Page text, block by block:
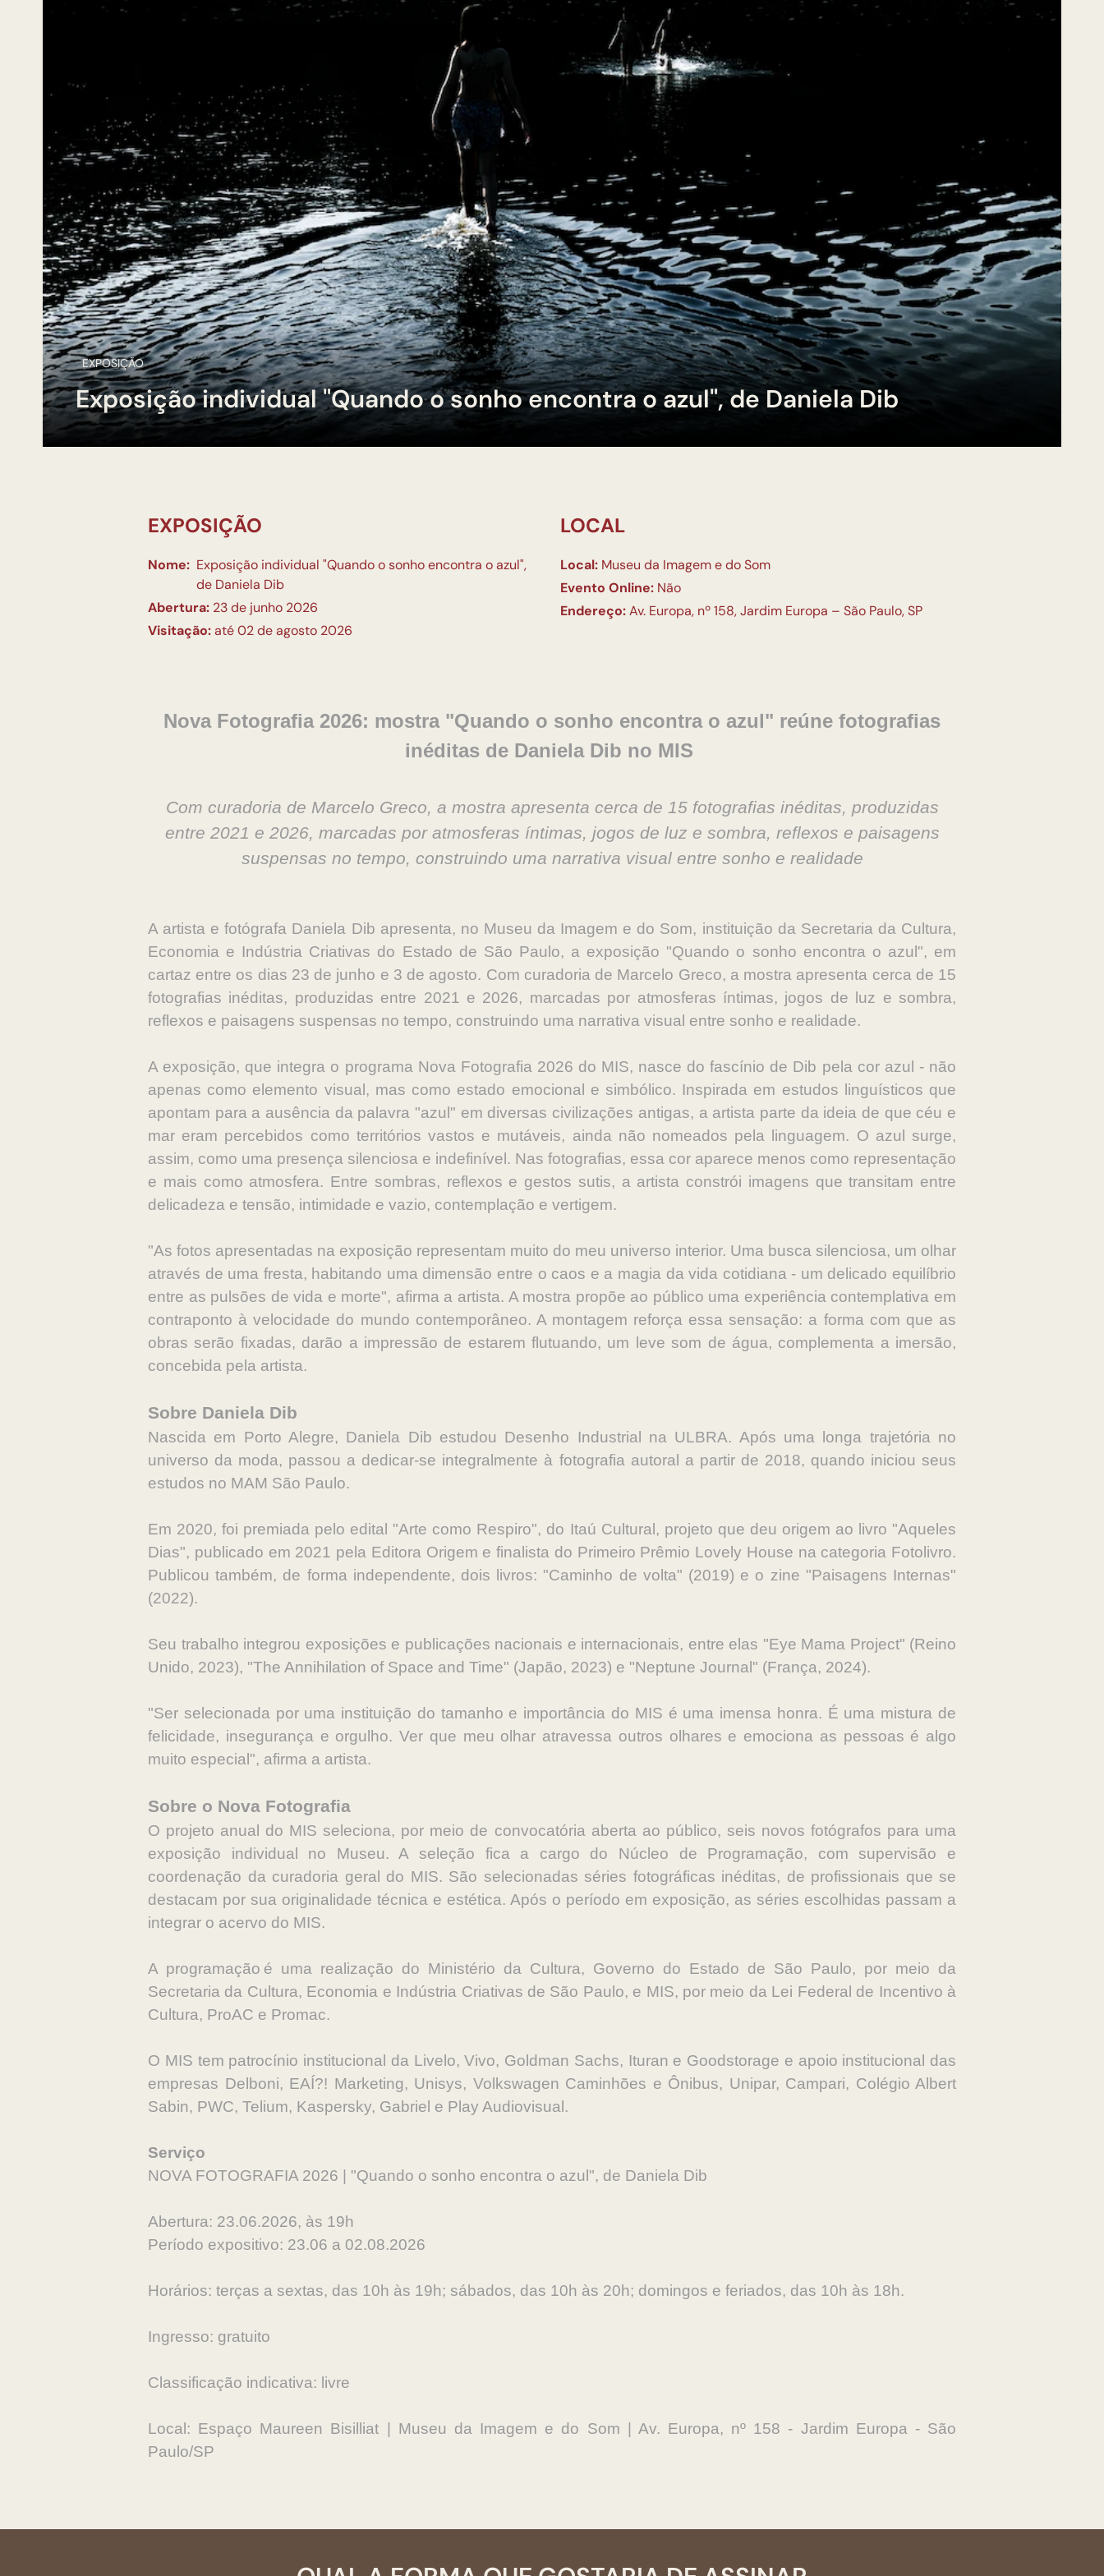
EXPOSIÇÃO
Exposição individual "Quando o sonho encontra o azul", de Daniela Dib
EXPOSIÇÃO
Nome: Exposição individual "Quando o sonho encontra o azul",
de Daniela Dib
Abertura: 23 de junho 2026
Visitação:até 02 de agosto 2026
LOCAL
Local: Museu da Imagem e do Som
Evento Online: Não
Endereço:Av. Europa, nº 158, Jardim Europa – São Paulo, SP
Nova Fotografia 2026: mostra "Quando o sonho encontra o azul" reúne fotografias
inéditas de Daniela Dib no MIS
Com curadoria de Marcelo Greco, a mostra apresenta cerca de 15 fotografias inéditas, produzidas
entre 2021 e 2026, marcadas por atmosferas íntimas, jogos de luz e sombra, reflexos e paisagens
suspensas no tempo, construindo uma narrativa visual entre sonho e realidade
A artista e fotógrafa Daniela Dib apresenta, no Museu da Imagem e do Som, instituição da Secretaria da Cultura,
Economia e Indústria Criativas do Estado de São Paulo, a exposição "Quando o sonho encontra o azul", em
cartaz entre os dias 23 de junho e 3 de agosto. Com curadoria de Marcelo Greco, a mostra apresenta cerca de 15
fotografias inéditas, produzidas entre 2021 e 2026, marcadas por atmosferas íntimas, jogos de luz e sombra,
reflexos e paisagens suspensas no tempo, construindo uma narrativa visual entre sonho e realidade.
A exposição, que integra o programa Nova Fotografia 2026 do MIS, nasce do fascínio de Dib pela cor azul - não
apenas como elemento visual, mas como estado emocional e simbólico. Inspirada em estudos linguísticos que
apontam para a ausência da palavra "azul" em diversas civilizações antigas, a artista parte da ideia de que céu e
mar eram percebidos como territórios vastos e mutáveis, ainda não nomeados pela linguagem. O azul surge,
assim, como uma presença silenciosa e indefinível. Nas fotografias, essa cor aparece menos como representação
e mais como atmosfera. Entre sombras, reflexos e gestos sutis, a artista constrói imagens que transitam entre
delicadeza e tensão, intimidade e vazio, contemplação e vertigem.
"As fotos apresentadas na exposição representam muito do meu universo interior. Uma busca silenciosa, um olhar
através de uma fresta, habitando uma dimensão entre o caos e a magia da vida cotidiana - um delicado equilíbrio
entre as pulsões de vida e morte", afirma a artista. A mostra propõe ao público uma experiência contemplativa em
contraponto à velocidade do mundo contemporâneo. A montagem reforça essa sensação: a forma com que as
obras serão fixadas, darão a impressão de estarem flutuando, um leve som de água, complementa a imersão,
concebida pela artista.
Sobre Daniela Dib
Nascida em Porto Alegre, Daniela Dib estudou Desenho Industrial na ULBRA. Após uma longa trajetória no
universo da moda, passou a dedicar-se integralmente à fotografia autoral a partir de 2018, quando iniciou seus
estudos no MAM São Paulo.
Em 2020, foi premiada pelo edital "Arte como Respiro", do Itaú Cultural, projeto que deu origem ao livro "Aqueles
Dias", publicado em 2021 pela Editora Origem e finalista do Primeiro Prêmio Lovely House na categoria Fotolivro.
Publicou também, de forma independente, dois livros: "Caminho de volta" (2019) e o zine "Paisagens Internas"
(2022).
Seu trabalho integrou exposições e publicações nacionais e internacionais, entre elas "Eye Mama Project" (Reino
Unido, 2023), "The Annihilation of Space and Time" (Japão, 2023) e "Neptune Journal" (França, 2024).
"Ser selecionada por uma instituição do tamanho e importância do MIS é uma imensa honra. É uma mistura de
felicidade, insegurança e orgulho. Ver que meu olhar atravessa outros olhares e emociona as pessoas é algo
muito especial", afirma a artista.
Sobre o Nova Fotografia
O projeto anual do MIS seleciona, por meio de convocatória aberta ao público, seis novos fotógrafos para uma
exposição individual no Museu. A seleção fica a cargo do Núcleo de Programação, com supervisão e
coordenação da curadoria geral do MIS. São selecionadas séries fotográficas inéditas, de profissionais que se
destacam por sua originalidade técnica e estética. Após o período em exposição, as séries escolhidas passam a
integrar o acervo do MIS.
A programação é uma realização do Ministério da Cultura, Governo do Estado de São Paulo, por meio da
Secretaria da Cultura, Economia e Indústria Criativas de São Paulo, e MIS, por meio da Lei Federal de Incentivo à
Cultura, ProAC e Promac.
O MIS tem patrocínio institucional da Livelo, Vivo, Goldman Sachs, Ituran e Goodstorage e apoio institucional das
empresas Delboni, EAÍ?! Marketing, Unisys, Volkswagen Caminhões e Ônibus, Unipar, Campari, Colégio Albert
Sabin, PWC, Telium, Kaspersky, Gabriel e Play Audiovisual.
Serviço
NOVA FOTOGRAFIA 2026 | "Quando o sonho encontra o azul", de Daniela Dib
Abertura: 23.06.2026, às 19h
Período expositivo: 23.06 a 02.08.2026
Horários: terças a sextas, das 10h às 19h; sábados, das 10h às 20h; domingos e feriados, das 10h às 18h.
Ingresso: gratuito
Classificação indicativa: livre
Local: Espaço Maureen Bisilliat | Museu da Imagem e do Som | Av. Europa, nº 158 - Jardim Europa - São
Paulo/SP